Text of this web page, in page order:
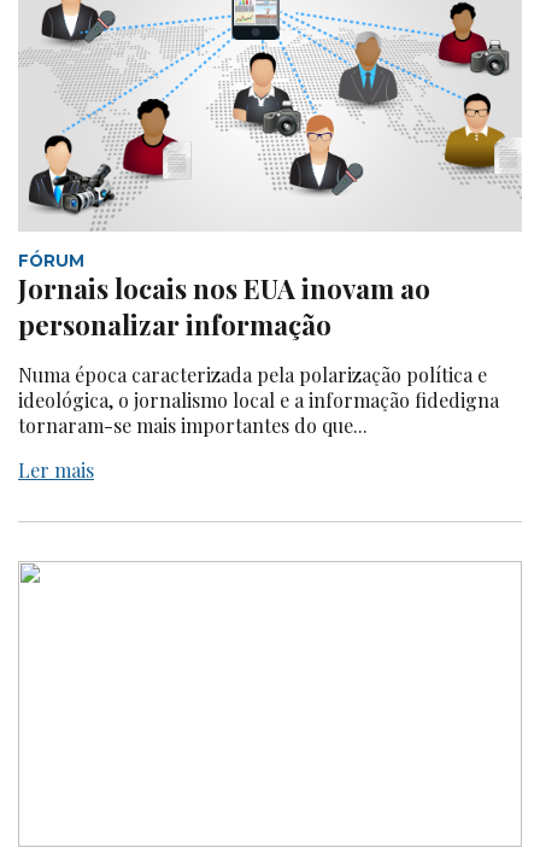
FÓRUM
Jornais locais nos EUA inovam ao
personalizar informação
Numa época caracterizada pela polarização política e
ideológica, o jornalismo local e a informação fidedigna
tornaram-se mais importantes do que...
Ler mais